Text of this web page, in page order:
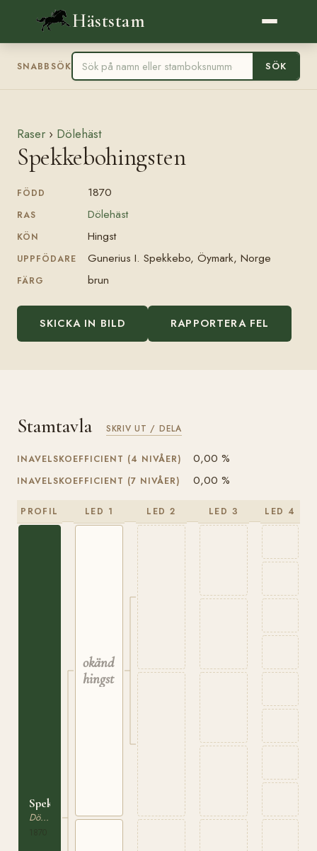
Häststam
SNABBSÖK SÖK
Raser › Dölehäst
Spekkebohingsten
FÖDD 1870
RAS Dölehäst
KÖN Hingst
UPPFÖDARE Gunerius I. Spekkebo, Öymark, Norge
FÄRG brun
SKICKA IN BILD RAPPORTERA FEL
Stamtavla SKRIV UT / DELA
INAVELSKOEFFICIENT (4 NIVÅER) 0,00 %
INAVELSKOEFFICIENT (7 NIVÅER) 0,00 %
PROFIL
Spekkebohingsten
Dölehäst
LED 1
okänd
hingst
LED 2 LED 3 LED 4